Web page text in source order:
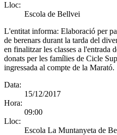
Lloc:
Escola de Bellvei
L'entitat informa: Elaboració per
de berenars durant la tarda del
en finalitzar les classes a l'entrada
donats per les famílies de Cicle
ingressada al compte de la Marató.
Data:
15/12/2017
Hora:
09:00
Lloc:
Escola La Muntanyeta de